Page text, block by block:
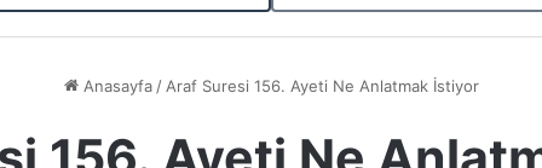
Anasayfa / Araf Suresi 156. Ayeti Ne Anlatmak İstiyor